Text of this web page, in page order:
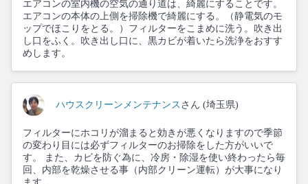
エアコンの室内機の空気の通り道は、綺麗にすることです。
エアコンの本体の上側を掃除機で綺麗にする。（静電気のモ
ップでほこりをとる。）フィルターをこまめに洗う。吹き出
し口をふく。吹き出し口に、黒カビが着いたら洗浄をおすす
めします。
ハウスクリーンメンテナンス さん (埼玉県)
フィルターにホコリが溜まると効きが悪くなりますので季節
の変わり目には必ずフィルターのお掃除をした方がいいで
す。 また、カビを防ぐ為に、冷房・除湿を使い終わったら毎
回、内部を乾燥させる事（内部クリーン運転）が大事になり